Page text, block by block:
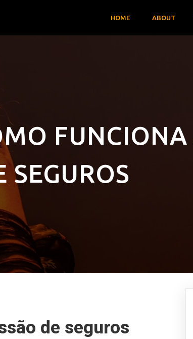
HOME ABOUT
SEGUROS
de seguros